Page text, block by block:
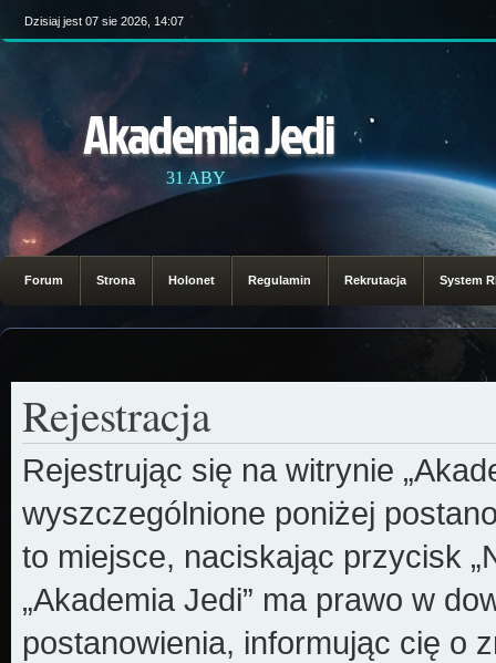
Dzisiaj jest 07 sie 2026, 14:07
Akademia Jedi
31 ABY
Forum Strona Holonet Regulamin Rekrutacja System
Rejestracja
Rejestrując się na witrynie
wyszczególnione poniżej
to miejsce, naciskając przycisk
„Akademia Jedi” ma prawo w
postanowienia, informując cię o